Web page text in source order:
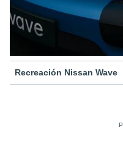
Recreación Nissan Wave